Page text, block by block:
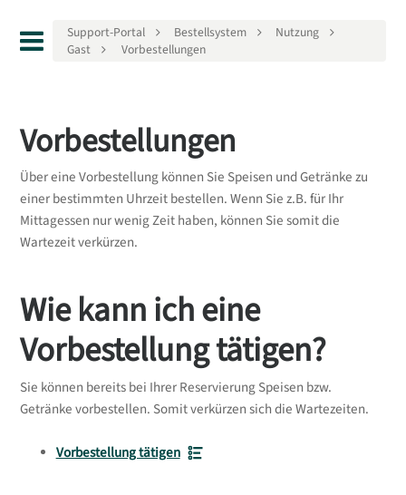
Support-Portal Bestellsystem
Nutzung
Gast
Vorbestellungen
Vorbestellungen
Über eine Vorbestellung können Sie Speisen und Getränke zu
einer bestimmten Uhrzeit bestellen. Wenn Sie z.B. für Ihr
Mittagessen nur wenig Zeit haben, können Sie somit die
Wartezeit verkürzen.
Wie kann ich eine
Vorbestellung tätigen?
Sie können bereits bei Ihrer Reservierung Speisen bzw.
Getränke vorbestellen. Somit verkürzen sich die Wartezeiten.
Vorbestellung tätigen